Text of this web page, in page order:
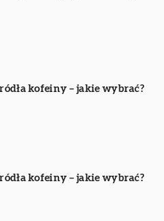
kofeiny – jakie wybrać?
kofeiny – jakie wybrać?